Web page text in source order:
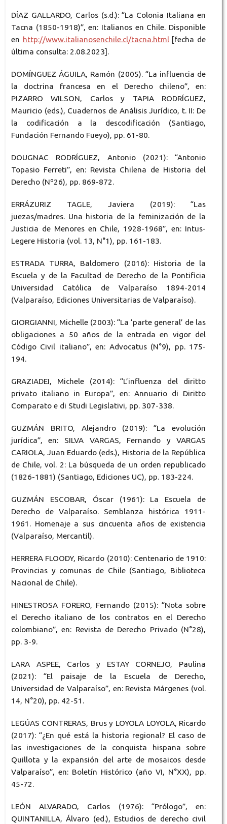
DÍAZ GALLARDO, Carlos (s.d.): “La Colonia Italiana en
Tacna (1850-1918)”, en: Italianos en Chile. Disponible
en http://www.italianosenchile.cl/tacna.html[fecha de
última consulta: 2.08.2023].
DOMÍNGUEZ ÁGUILA, Ramón (2005). “La influencia de
la doctrina francesa en el Derecho chileno”, en:
PIZARRO WILSON, Carlos y TAPIA RODRÍGUEZ,
Mauricio (eds.), Cuadernos de Análisis Jurídico, t. II: De
la codificación a la descodificación (Santiago,
Fundación Fernando Fueyo), pp. 61-80.
DOUGNAC RODRÍGUEZ, Antonio (2021): “Antonio
Topasio Ferreti”, en: Revista Chilena de Historia del
Derecho (Nº26), pp. 869-872.
ERRÁZURIZ TAGLE, Javiera (2019): “Las
juezas/madres. Una historia de la feminización de la
Justicia de Menores en Chile, 1928-1968”, en: Intus-
Legere Historia (vol. 13, N°1), pp. 161-183.
ESTRADA TURRA, Baldomero (2016): Historia de la
Escuela y de la Facultad de Derecho de la Pontificia
Universidad Católica de Valparaíso 1894-2014
(Valparaíso, Ediciones Universitarias de Valparaíso).
GIORGIANNI, Michelle (2003): “La ‘parte general’ de las
obligaciones a 50 años de la entrada en vigor del
Código Civil italiano”, en: Advocatus (N°9), pp. 175-
194.
GRAZIADEI, Michele (2014): “L’influenza del diritto
privato italiano in Europa”, en: Annuario di Diritto
Comparato e di Studi Legislativi, pp. 307-338.
GUZMÁN BRITO, Alejandro (2019): “La evolución
jurídica”, en: SILVA VARGAS, Fernando y VARGAS
CARIOLA, Juan Eduardo (eds.), Historia de la República
de Chile, vol. 2: La búsqueda de un orden republicado
(1826-1881) (Santiago, Ediciones UC), pp. 183-224.
GUZMÁN ESCOBAR, Óscar (1961): La Escuela de
Derecho de Valparaíso. Semblanza histórica 1911-
1961. Homenaje a sus cincuenta años de existencia
(Valparaíso, Mercantil).
HERRERA FLOODY, Ricardo (2010): Centenario de 1910:
Provincias y comunas de Chile (Santiago, Biblioteca
Nacional de Chile).
HINESTROSA FORERO, Fernando (2015): “Nota sobre
el Derecho italiano de los contratos en el Derecho
colombiano”, en: Revista de Derecho Privado (N°28),
pp. 3-9.
LARA ASPEE, Carlos y ESTAY CORNEJO, Paulina
(2021): “El paisaje de la Escuela de Derecho,
Universidad de Valparaíso”, en: Revista Márgenes (vol.
14, N°20), pp. 42-51.
LEGÚAS CONTRERAS, Brus y LOYOLA LOYOLA, Ricardo
(2017): “¿En qué está la historia regional? El caso de
las investigaciones de la conquista hispana sobre
Quillota y la expansión del arte de mosaicos desde
Valparaíso”, en: Boletín Histórico (año VI, N°XX), pp.
45-72.
LEÓN ALVARADO, Carlos (1976): “Prólogo”, en:
QUINTANILLA, Álvaro (ed.), Estudios de derecho civil